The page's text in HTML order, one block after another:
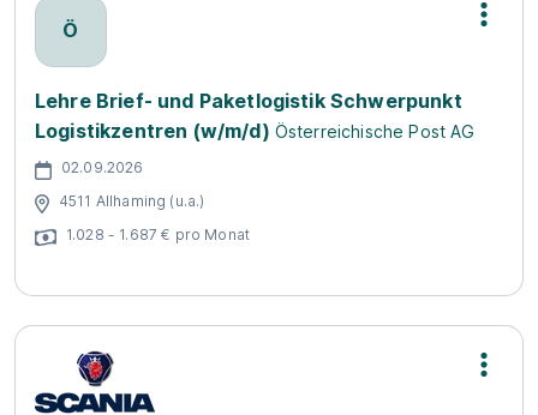
Ö
Lehre Brief- und Paketlogistik Schwerpunkt
Logistikzentren (w/m/d) Österreichische Post AG
02.09.2026
4511 Allhaming (u.a.)
1.028 - 1.687 € pro Monat